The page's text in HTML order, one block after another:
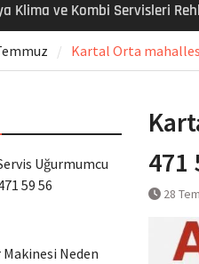
Klima ve Kombi Servisleri
Kartal Orta
471
28
Uğurmumcu
59 56
Makinesi Neden